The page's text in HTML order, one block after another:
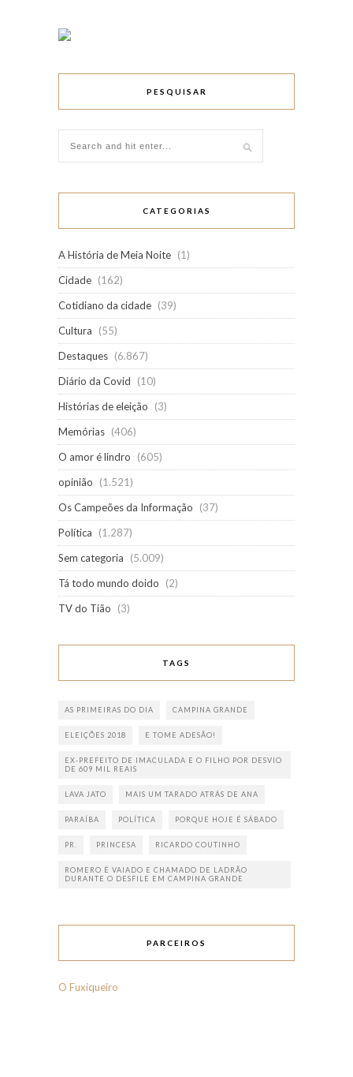
PESQUISAR
CATEGORIAS
A História de Meia Noite (1)
Cidade (162)
Cotidiano da cidade (39)
Cultura
(55)
Destaques (6.867)
Diário da Covid
(10)
Histórias de eleição
(3)
Memórias (406)
O amor é lindro
(605)
opinião
(1.521)
Os Campeões da Informação
(37)
Política
(1.287)
Sem categoria
(5.009)
Tá todo mundo doido
(2)
TV do Tião
(3)
TAGS
AS PRIMEIRAS DO DIA CAMPINA GRANDE
ELEIÇÕES 2018 E TOME ADESÃO!
EX-PREFEITO DE IMACULADA E O FILHO POR DESVIO
DE 609 MIL REAIS
LAVA JATO MAIS UM TARADO ATRÁS DE ANA
PARAÍBA POLÍTICA PORQUE HOJE É SÁBADO
PR. PRINCESA RICARDO COUTINHO
ROMERO É VAIADO E CHAMADO DE LADRÃO
DURANTE O DESFILE EM CAMPINA GRANDE
PARCEIROS
O Fuxiqueiro